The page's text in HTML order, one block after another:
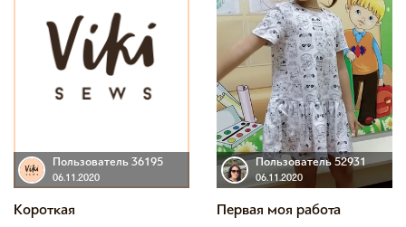
Пользователь 36195
06.11.2020
Короткая
Пользователь 52931
06.11.2020
Первая моя работа